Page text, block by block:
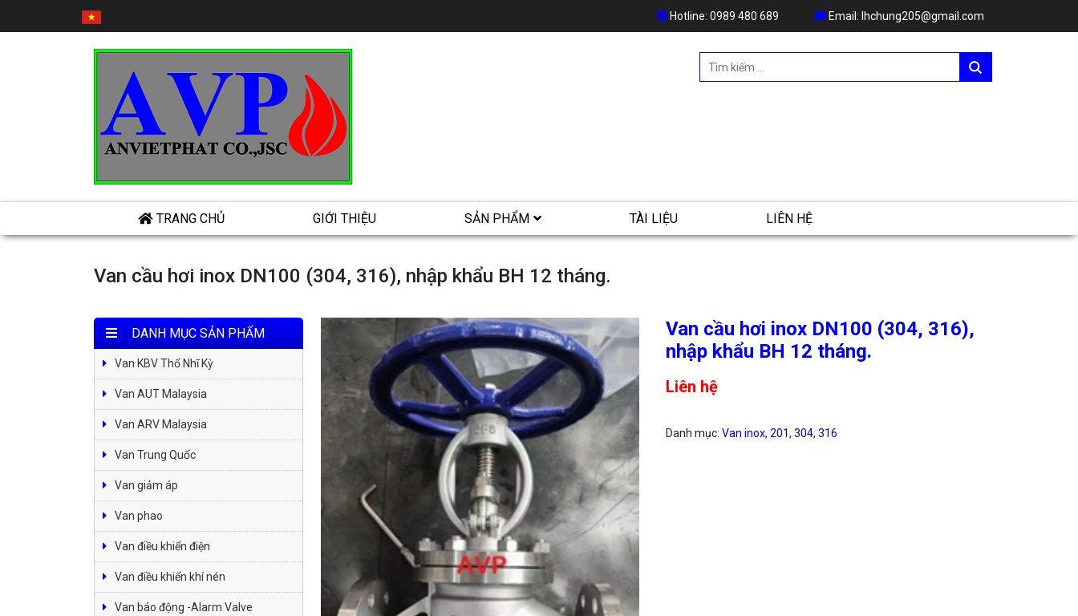
Email: lhchung205@gmail.com
Hotline: 0989 480 689
TRANG CHỦ GIỚI THIỆU SẢN PHẨM TÀI LIỆU LIÊN HỆ
Van cầu hơi inox DN100 (304, 316), nhập khẩu BH 12 tháng.
Van cầu hơi inox DN100 (304, 316),
nhập khẩu BH 12 tháng.
Liên hệ
Danh mục:Van inox, 201, 304, 316
DANH MỤC SẢN PHẨM
Van KBV Thổ Nhĩ Kỳ
Van AUT Malaysia
Van ARV Malaysia
Van Trung Quốc
Van giảm áp
Van phao
Van điều khiển điện
Van điều khiển khí nén
Van báo động -Alarm Valve